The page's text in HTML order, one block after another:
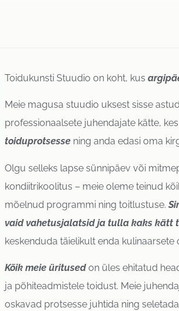
Toidukunsti Stuudio on koht, kus
Meie magusa stuudio uksest sisse
professionaalsete juhendajate kätte,
toiduprotsesse ning anda edasi oma
Olgu selleks lapse sünnipäev või
kondiitrikoolitus – meie oleme teinud
mõelnud programmi ning toitlustuse.
vaid vahetusjalatsid ja tulla kaks kätt
keskenduda täielikult enda kulinaarsete
Kõik meie üritused on üles ehitatud
ja põhiteadmistele toidust. Meie
oskavad protsesse juhtida ning